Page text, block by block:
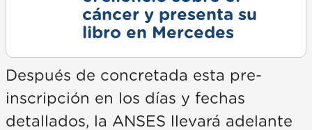
cáncer y presenta su
libro en Mercedes
Después de concretada esta pre-
inscripción en los días y fechas
detallados, la ANSES llevará adelante